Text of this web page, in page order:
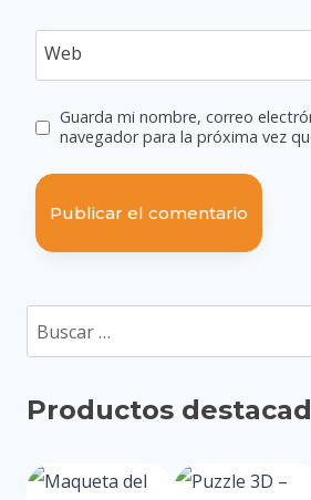
Web
Guarda mi nombre, correo
navegador para la próxima vez
Buscar:
Productos